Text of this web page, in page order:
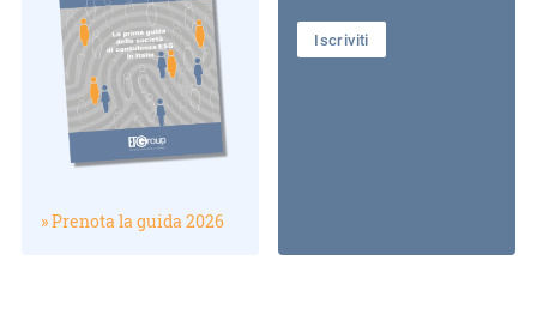
» Prenota la guida 2026
Iscriviti